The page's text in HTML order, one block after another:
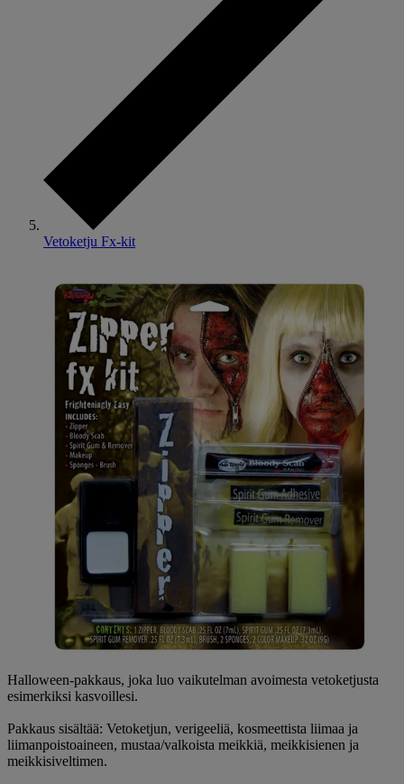
Vetoketju Fx-kit
Halloween-pakkaus, joka luo vaikutelman avoimesta vetoketjusta
esimerkiksi kasvoillesi.
Pakkaus sisältää: Vetoketjun, verigeeliä, kosmeettista liimaa ja
liimanpoistoaineen, mustaa/valkoista meikkiä, meikkisienen ja
meikkisiveltimen.